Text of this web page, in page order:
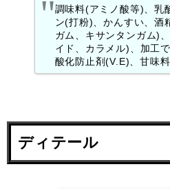
調味料(アミノ酸等)、乳
ン(打粉)、かんすい、酒
ガム、キサンタンガム)
イド、カラメル)、加工
酸化防止剤(V.E)、甘味
ディテール